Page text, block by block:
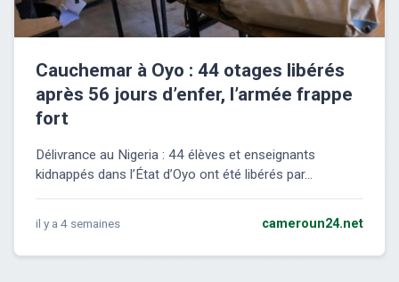
Cauchemar à Oyo : 44 otages libérés
après 56 jours d’enfer, l’armée frappe
fort
Délivrance au Nigeria : 44 élèves et enseignants
kidnappés dans l’État d’Oyo ont été libérés par...
il y a 4 semaines cameroun24.net